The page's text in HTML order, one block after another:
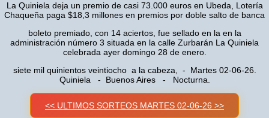
La Quiniela deja un premio de casi 73.000 euros en Ubeda, Lotería
Chaqueña paga $18,3 millones en premios por doble salto de banca
boleto premiado, con 14 aciertos, fue sellado en la en la
administración número 3 situada en la calle Zurbarán La Quiniela
celebrada ayer domingo 28 de enero.
siete mil quinientos veintiocho a la cabeza, - Martes 02-06-26.
Quiniela - Buenos Aires - Nocturna.
<< ULTIMOS SORTEOS MARTES 02-06-26 >>